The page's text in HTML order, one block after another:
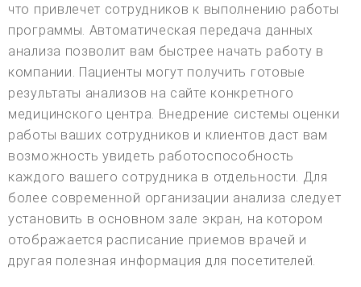
что привлечет сотрудников к выполнению работы
программы. Автоматическая передача данных
анализа позволит вам быстрее начать работу в
компании. Пациенты могут получить готовые
результаты анализов на сайте конкретного
медицинского центра. Внедрение системы оценки
работы ваших сотрудников и клиентов даст вам
возможность увидеть работоспособность
каждого вашего сотрудника в отдельности. Для
более современной организации анализа следует
установить в основном зале экран, на котором
отображается расписание приемов врачей и
другая полезная информация для посетителей.